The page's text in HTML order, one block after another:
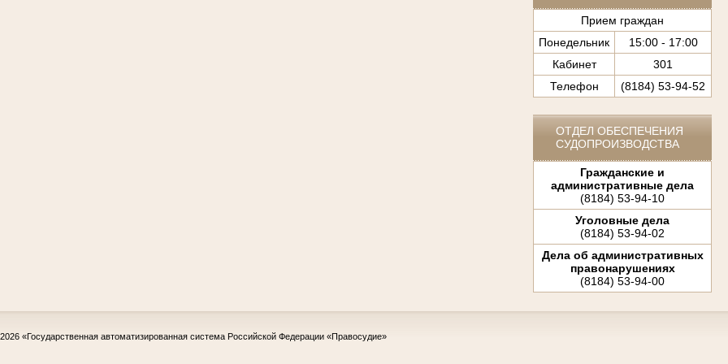
Прием граждан
Понедельник
15:00 - 17:00
Кабинет
301
Телефон
(8184) 53-94-52
ОТДЕЛ ОБЕСПЕЧЕНИЯ
СУДОПРОИЗВОДСТВА
Гражданские и
административные дела
(8184) 53-94-10
Уголовные дела
(8184) 53-94-02
Дела об административных
правонарушениях
(8184) 53-94-00
«Государственная автоматизированная система Российской Федерации «Правосудие»